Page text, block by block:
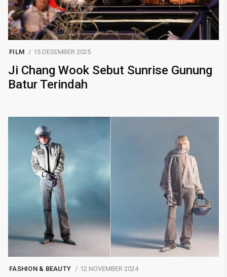
FILM 15 DESEMBER 2025
Ji Chang Wook Sebut Sunrise Gunung
Batur Terindah
FASHION & BEAUTY 12 NOVEMBER 2024